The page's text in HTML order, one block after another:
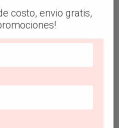
con abertura
costo, envio gratis,